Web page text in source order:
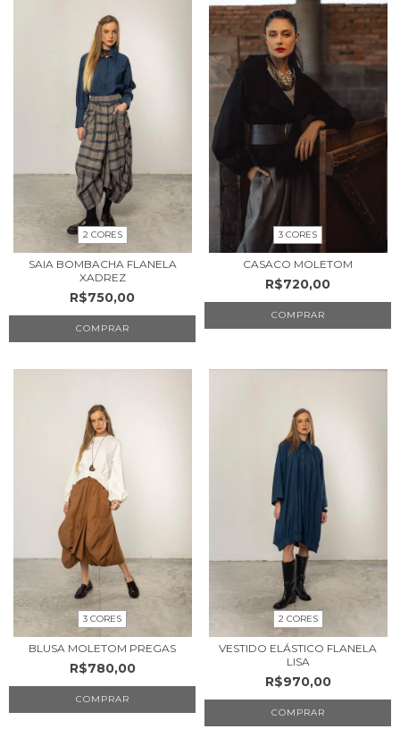
2 CORES
SAIA BOMBACHA FLANELA
XADREZ
R$750,00
COMPRAR
3 CORES
CASACO MOLETOM
R$720,00
COMPRAR
3 CORES
BLUSA MOLETOM PREGAS
R$780,00
COMPRAR
2 CORES
VESTIDO ELÁSTICO FLANELA
LISA
R$970,00
COMPRAR